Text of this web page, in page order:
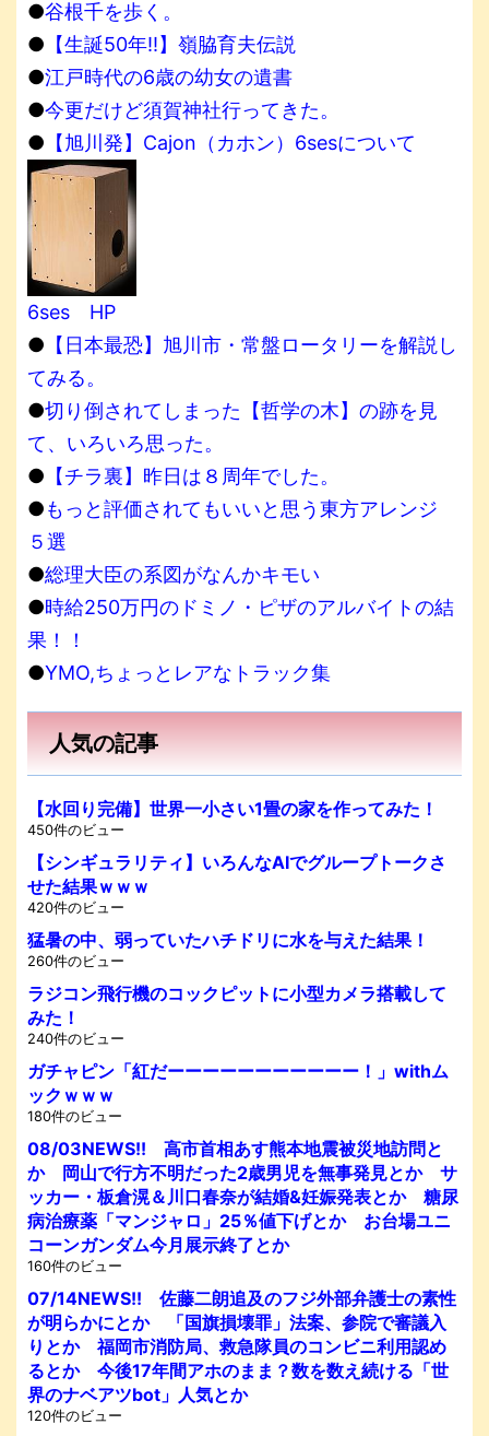
●谷根千を歩く。
● 【生誕50年!!】嶺脇育夫伝説
●江戸時代の6歳の幼女の遺書
●今更だけど須賀神社行ってきた。
● 【旭川発】Cajon（カホン）6sesについて
6ses HP
● 【日本最恐】旭川市・常盤ロータリーを解説し
てみる。
●切り倒されてしまった【哲学の木】の跡を見
て、いろいろ思った。
● 【チラ裏】昨日は８周年でした。
●もっと評価されてもいいと思う東方アレンジ
５選
●総理大臣の系図がなんかキモい
●時給250万円のドミノ・ピザのアルバイトの結
果！！
●YMO,ちょっとレアなトラック集
人気の記事
【水回り完備】世界一小さい1畳の家を作ってみた！
450件のビュー
【シンギュラリティ】いろんなAIでグループトークさ
せた結果ｗｗｗ
420件のビュー
猛暑の中、弱っていたハチドリに水を与えた結果！
260件のビュー
ラジコン飛行機のコックピットに小型カメラ搭載して
みた！
240件のビュー
ガチャピン「紅だーーーーーーーーーーー！」withム
ックｗｗｗ
180件のビュー
08/03NEWS!! 高市首相あす熊本地震被災地訪問と
か 岡山で行方不明だった2歳男児を無事発見とか サ
ッカー・板倉滉＆川口春奈が結婚&妊娠発表とか 糖尿
病治療薬「マンジャロ」25％値下げとか お台場ユニ
コーンガンダム今月展示終了とか
160件のビュー
07/14NEWS!! 佐藤二朗追及のフジ外部弁護士の素性
が明らかにとか 「国旗損壊罪」法案、参院で審議入
りとか 福岡市消防局、救急隊員のコンビニ利用認め
るとか 今後17年間アホのまま？数を数え続ける「世
界のナベアツbot」人気とか
120件のビュー